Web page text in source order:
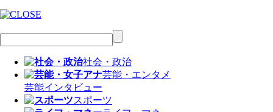
社会・政治
芸能・エンタメ
芸能インタビュー
スポーツ